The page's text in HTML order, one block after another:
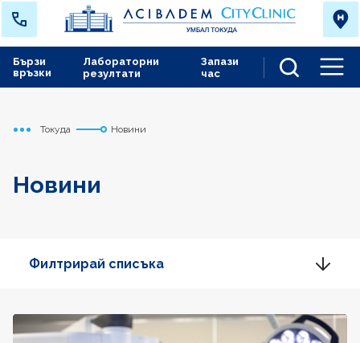
Лабораторни
резултати
Запази
час
Бързи
връзки
Начало
Токуда Новини
Новини
Филтрирай списъка